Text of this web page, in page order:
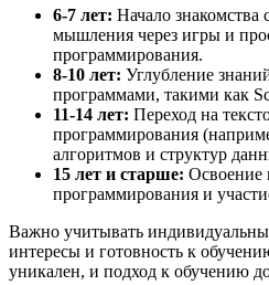
6-7 лет: Начало знакомства
мышления через игры и
программирования.
8-10 лет: Углубление
программами, такими как
11-14 лет: Переход на
программирования
алгоритмов и структур
15 лет и старше: Освоение
программирования и
Важно учитывать
интересы и готовность к
уникален, и подход к обучению